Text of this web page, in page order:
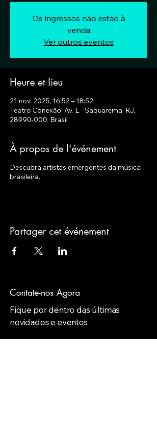
Os ingressos não estão à
venda
Ver outros eventos
Heure et lieu
21 nov. 2025, 16:52 – 18:52
Teatro Conexão, Av. E - Saquarema, RJ,
28990-000, Brasil
À propos de l'événement
Descubra artistas emergentes da música
brasileira.
Partager cet événement
Contate-nos Agora
Fique por dentro das últimas
novidades e eventos